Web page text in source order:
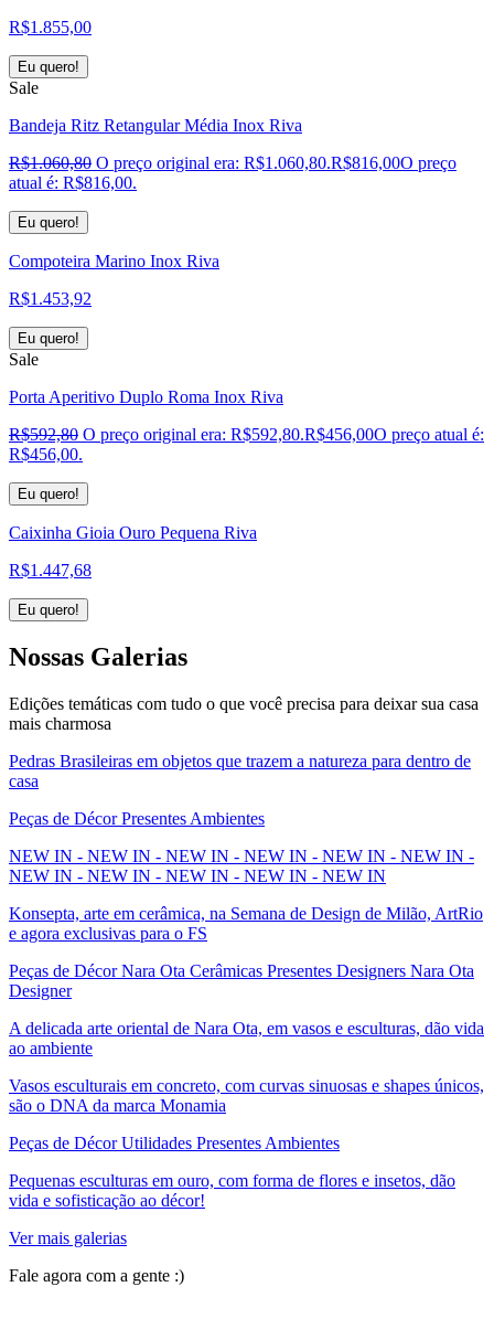
R$1.855,00
Eu quero!
Sale
Bandeja Ritz Retangular Média Inox Riva
R$1.060,80 O preço original era: R$1.060,80.R$816,00O preço
atual é: R$816,00.
Eu quero!
Compoteira Marino Inox Riva
R$1.453,92
Eu quero!
Sale
Porta Aperitivo Duplo Roma Inox Riva
R$592,80 O preço original era: R$592,80.R$456,00O preço atual é:
R$456,00.
Eu quero!
Caixinha Gioia Ouro Pequena Riva
R$1.447,68
Eu quero!
Nossas Galerias
Edições temáticas com tudo o que você precisa para deixar sua casa
mais charmosa
Pedras Brasileiras em objetos que trazem a natureza para dentro de
casa
Peças de Décor Presentes Ambientes
NEW IN - NEW IN - NEW IN - NEW IN - NEW IN - NEW IN -
NEW IN - NEW IN - NEW IN - NEW IN - NEW IN
Konsepta, arte em cerâmica, na Semana de Design de Milão, ArtRio
e agora exclusivas para o FS
Peças de Décor Nara Ota Cerâmicas Presentes Designers Nara Ota
Designer
A delicada arte oriental de Nara Ota, em vasos e esculturas, dão vida
ao ambiente
Vasos esculturais em concreto, com curvas sinuosas e shapes únicos,
são o DNA da marca Monamia
Peças de Décor Utilidades Presentes Ambientes
Pequenas esculturas em ouro, com forma de flores e insetos, dão
vida e sofisticação ao décor!
Ver mais galerias
Fale agora com a gente :)